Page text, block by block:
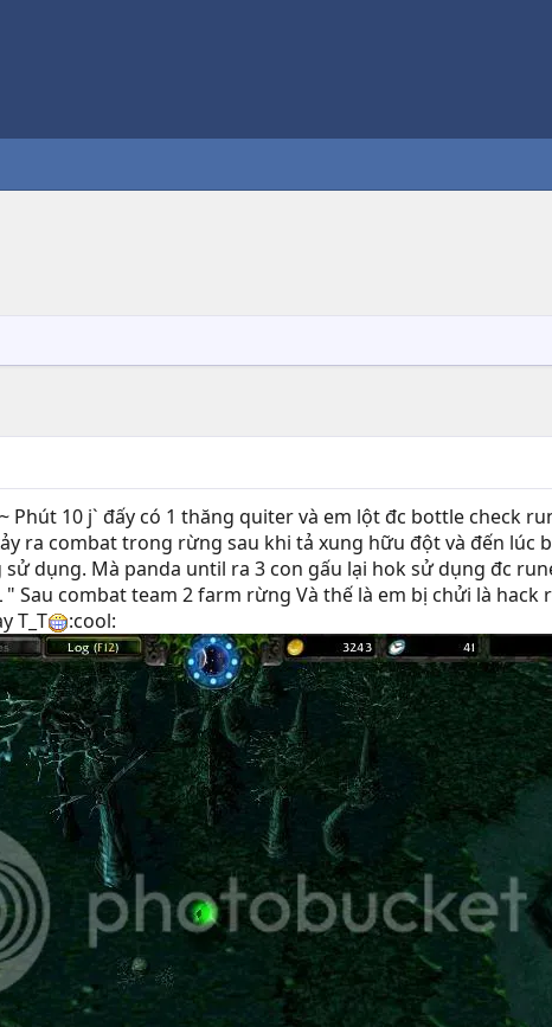
Phút 10 j` đấy có 1 thăng quiter và em lột đc bottle check
ra combat trong rừng sau khi tả xung hữu đột và đến lúc
dụng. Mà panda until ra 3 con gấu lại hok sử dụng đc
" Sau combat team 2 farm rừng Và thế là em bị chửi là
T_T
:cool: